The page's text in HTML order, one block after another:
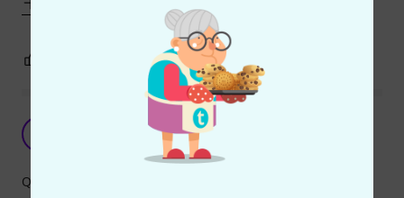
SIGNALER L'ÉVALUATION
EXtrêmement efficace !
Taurash 23.05.2020
Qualité de fabrication